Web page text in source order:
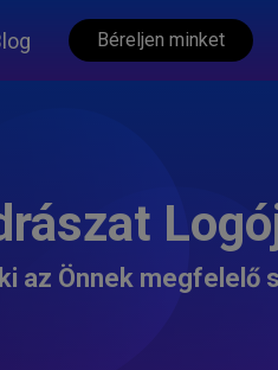
Béreljen minket
az Önnek megfelelő